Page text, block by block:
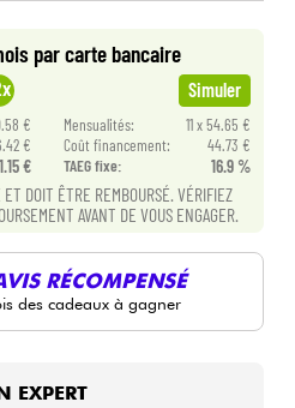
• Star BRUXELLES
• Star SMusicLILLE
•
•
• Star'SMusicTOULOUSE
par carte bancaire
Simuler
€ Mensualités:
11 x 54.65 €
€ Coût financement:
44.73 €
€ TAEG fixe: 16.9 %
DOIT ÊTRE REMBOURSÉ. VÉRIFIEZ
AVANT DE VOUS ENGAGER.
RÉCOMPENSÉ
des cadeaux à gagner
EXPERT